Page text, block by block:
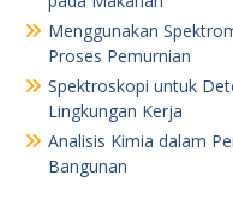
Menggunakan
Proses Pemurnian
Spektroskopi untuk
Lingkungan Kerja
Analisis Kimia dalam
Bangunan